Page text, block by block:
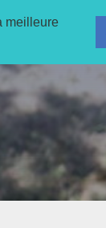
meilleure
Agenda